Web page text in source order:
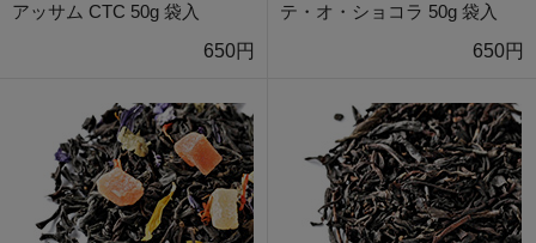
アッサム CTC 50g 袋入
650円
テ・オ・ショコラ 50g 袋入
650円